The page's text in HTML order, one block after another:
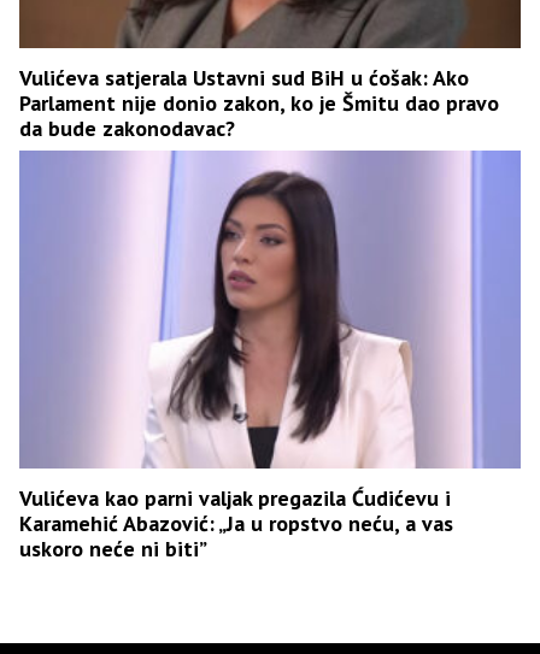
Vulićeva satjerala Ustavni sud BiH u ćošak: Ako
Parlament nije donio zakon, ko je Šmitu dao pravo
da bude zakonodavac?
Vulićeva kao parni valjak pregazila Ćudićevu i
Karamehić Abazović: „Ja u ropstvo neću, a vas
uskoro neće ni biti”